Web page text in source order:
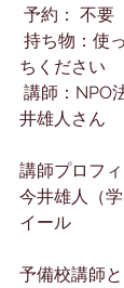
予約： 不要
持ち物：使
ちください
講師：NPO
井雄人さん
講師プロフ
今井雄人（
イール
予備校講師